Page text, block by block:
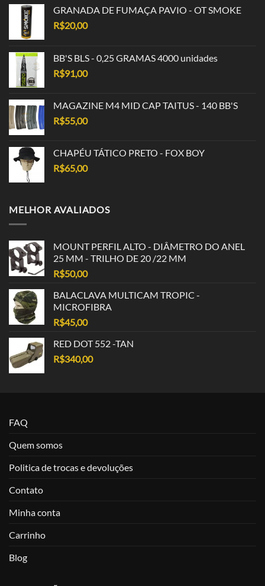
GRANADA DE FUMAÇA PAVIO - OT SMOKE
R$20,00
BB'S BLS - 0,25 GRAMAS 4000 unidades
R$91,00
MAGAZINE M4 MID CAP TAITUS - 140 BB'S
R$55,00
CHAPÉU TÁTICO PRETO - FOX BOY
R$65,00
MELHOR AVALIADOS
MOUNT PERFIL ALTO - DIÂMETRO DO ANEL
25 MM - TRILHO DE 20 /22 MM
R$50,00
BALACLAVA MULTICAM TROPIC -
MICROFIBRA
R$45,00
RED DOT 552 -TAN
R$340,00
FAQ
Quem somos
Politica de trocas e devoluções
Contato
Minha conta
Carrinho
Blog